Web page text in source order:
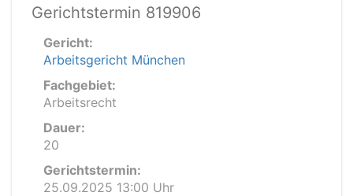
Gerichtstermin 819906
Gericht:
Arbeitsgericht München
Fachgebiet:
Arbeitsrecht
Dauer:
20
Gerichtstermin:
25.09.2025 13:00 Uhr